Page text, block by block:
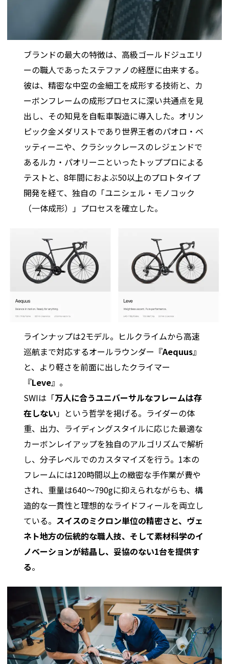
ブランドの最大の特徴は、高級ゴールドジュエリ
ーの職人であったステファノの経歴に由来する。
彼は、精密な中空の金細工を成形する技術と、カ
ーボンフレームの成形プロセスに深い共通点を見
出し、その知見を自転車製造に導入した。オリン
ピック金メダリストであり世界王者のパオロ・ベ
ッティーニや、クラシックレースのレジェンドで
あるルカ・パオリーニといったトッププロによる
テストと、8年間におよぶ50以上のプロトタイプ
開発を経て、独自の「ユニシェル・モノコック
（一体成形）」プロセスを確立した。
ラインナップは2モデル。ヒルクライムから高速
巡航まで対応するオールラウンダー『Aequus』
と、より軽さを前面に出したクライマー
『Leve』。
SWIは「万人に合うユニバーサルなフレームは存
在しない」という哲学を掲げる。ライダーの体
重、出力、ライディングスタイルに応じた最適な
カーボンレイアップを独自のアルゴリズムで解析
し、分子レベルでのカスタマイズを行う。1本の
フレームには120時間以上の緻密な手作業が費や
され、重量は640〜790gに抑えられながらも、構
造的な一貫性と理想的なライドフィールを両立し
ている。 スイスのミクロン単位の精密さと、ヴェ
ネト地方の伝統的な職人技、そして素材科学のイ
ノベーションが結晶し、妥協のない1台を提供す
る。